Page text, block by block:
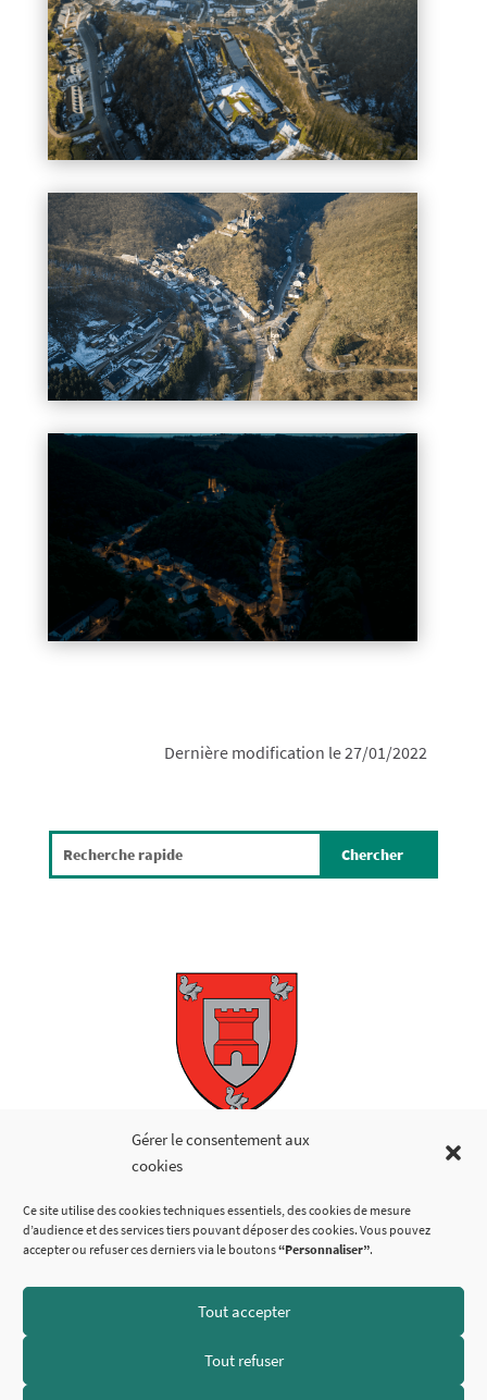
Gérer le consentement aux
cookies
Ce site utilise des cookies techniques essentiels, des cookies de mesure
d’audience et des services tiers pouvant déposer des cookies. Vous pouvez
accepter ou refuser ces derniers via le boutons“Personnaliser”.
Tout accepter
Tout refuser
Dernière modification le 27/01/2022
Copyright © 2026
SUIVEZ-NOUS